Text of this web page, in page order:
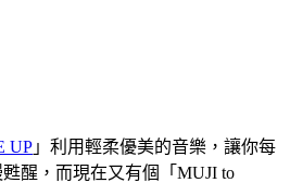
UP 」利用輕柔優美的音樂，讓你每
醒，而現在又有個「MUJI to